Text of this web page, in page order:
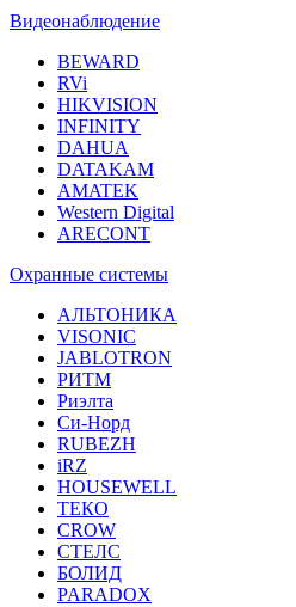
Видеонаблюдение
BEWARD
RVi
HIKVISION
INFINITY
DAHUA
DATAKAM
AMATEK
Western Digital
ARECONT
Охранные системы
АЛЬТОНИКА
VISONIC
JABLOTRON
РИТМ
Риэлта
Си-Норд
RUBEZH
iRZ
HOUSEWELL
ТЕКО
CROW
СТЕЛС
БОЛИД
PARADOX